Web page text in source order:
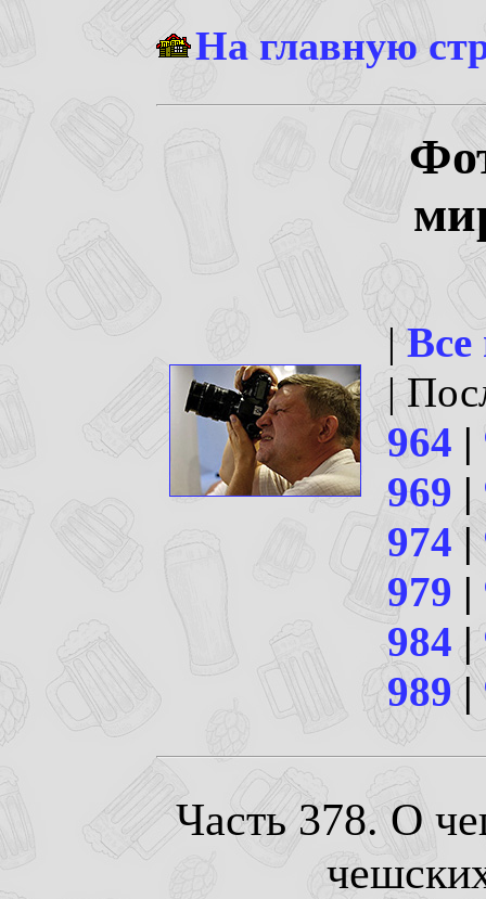
На главную
|
|
964 |
969 |
974|
979 |
984 |
989|
Часть 378. О